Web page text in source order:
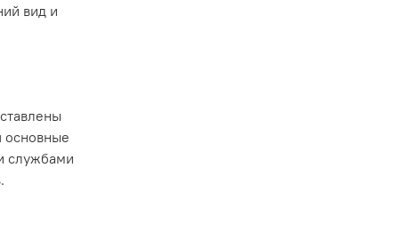
вид и
основные
службами